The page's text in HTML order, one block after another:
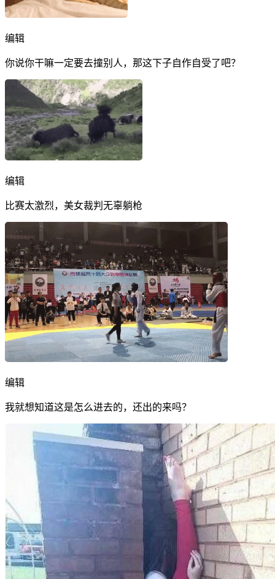
编辑
你说你干嘛一定要去撞别人，那这下子自作自受了吧？
编辑
比赛太激烈，美女裁判无辜躺枪
编辑
我就想知道这是怎么进去的，还出的来吗？